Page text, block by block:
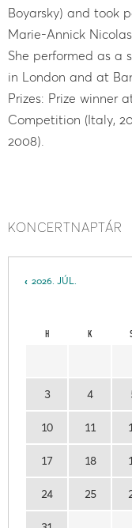
Boyarsky) and took
Marie-Annick
She performed as a
in London and at
Prizes: Prize winner
Competition (Italy,
2008).
KONCERTNAPTÁR
2026. JÚL.
H K
3 4
10 11
17 18
24 25